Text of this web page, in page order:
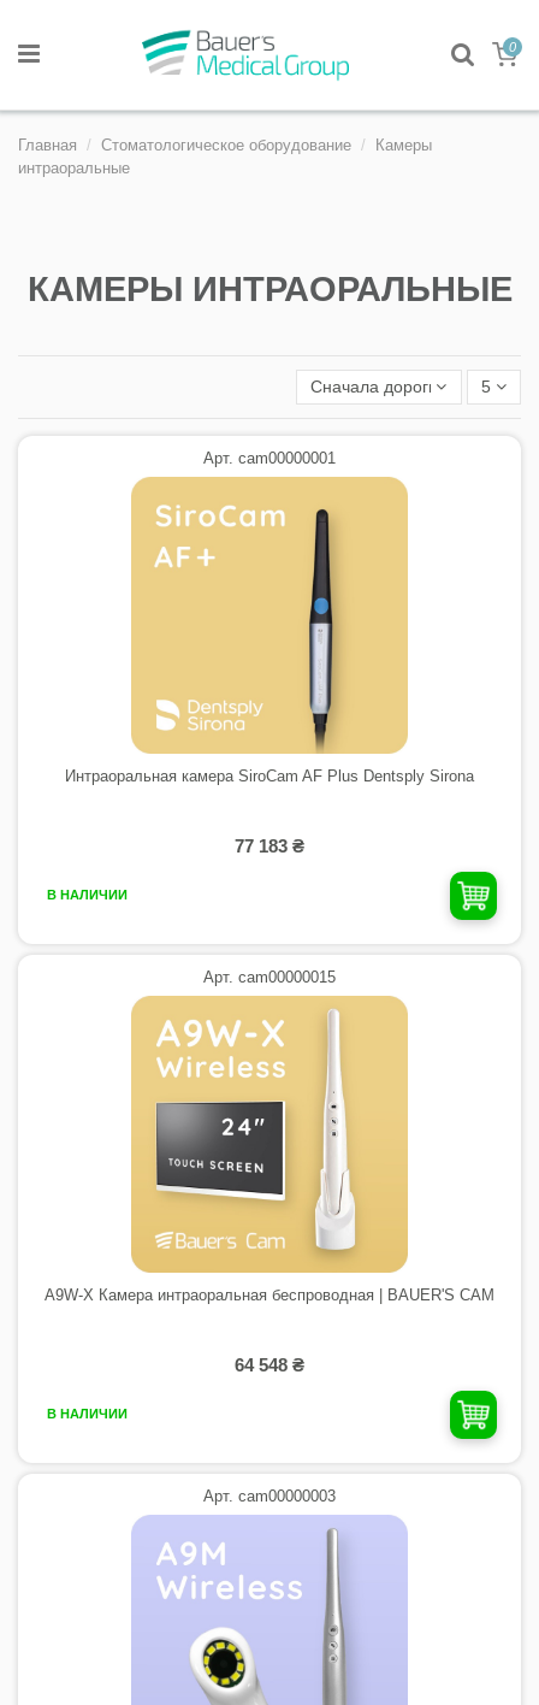
0
Главная Стоматологическое оборудование
Камеры
интраоральные
КАМЕРЫ ИНТРАОРАЛЬНЫЕ
Сначала дорогие 5
Арт. cam00000001
Интраоральная камера SiroCam AF Plus Dentsply Sirona
77 183 ₴
В НАЛИЧИИ
Арт. cam00000015
A9W-X Камера интраоральная беспроводная | BAUER'S CAM
64 548 ₴
В НАЛИЧИИ
Арт. cam00000003